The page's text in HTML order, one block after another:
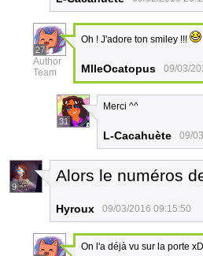
27
Author
Team
Oh ! J'adore ton smiley !!!
MlleOcatopus 09/03/
31
Merci ^^
L-Cacahuète 09/
9
Alors le numéros
Hyroux 09/03/2016 09:15:50
On l'a déjà vu sur la porte